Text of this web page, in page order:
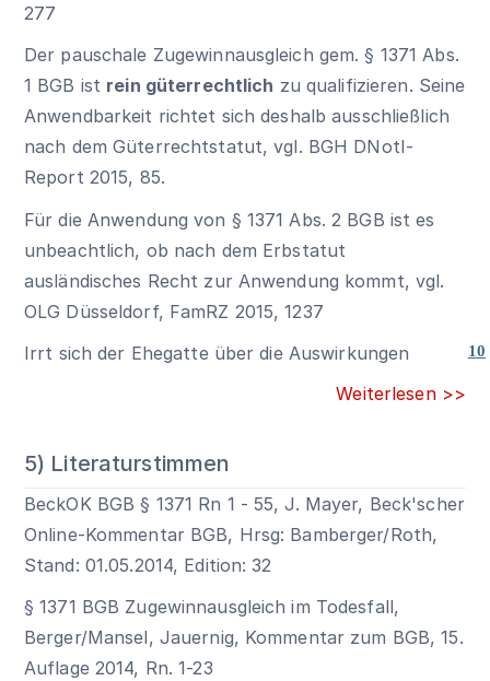
277
Der pauschale Zugewinnausgleich gem.§ 1371 Abs.
1 BGB ist rein güterrechtlich zu qualifizieren. Seine
Anwendbarkeit richtet sich deshalb ausschließlich
nach dem Güterrechtstatut, vgl. BGH DNotI-
Report 2015, 85.
Für die Anwendung von § 1371 Abs. 2 BGB ist es
unbeachtlich, ob nach dem Erbstatut
ausländisches Recht zur Anwendung kommt, vgl.
OLG Düsseldorf, FamRZ 2015, 1237
10
Irrt sich der Ehegatte über die Auswirkungen
Weiterlesen >>
5) Literaturstimmen
BeckOK BGB § 1371 Rn 1 - 55, J. Mayer, Beck'scher
Online-Kommentar BGB, Hrsg: Bamberger/Roth,
Stand: 01.05.2014, Edition: 32
§ 1371 BGB Zugewinnausgleich im Todesfall,
Berger/Mansel, Jauernig, Kommentar zum BGB, 15.
Auflage 2014, Rn. 1-23